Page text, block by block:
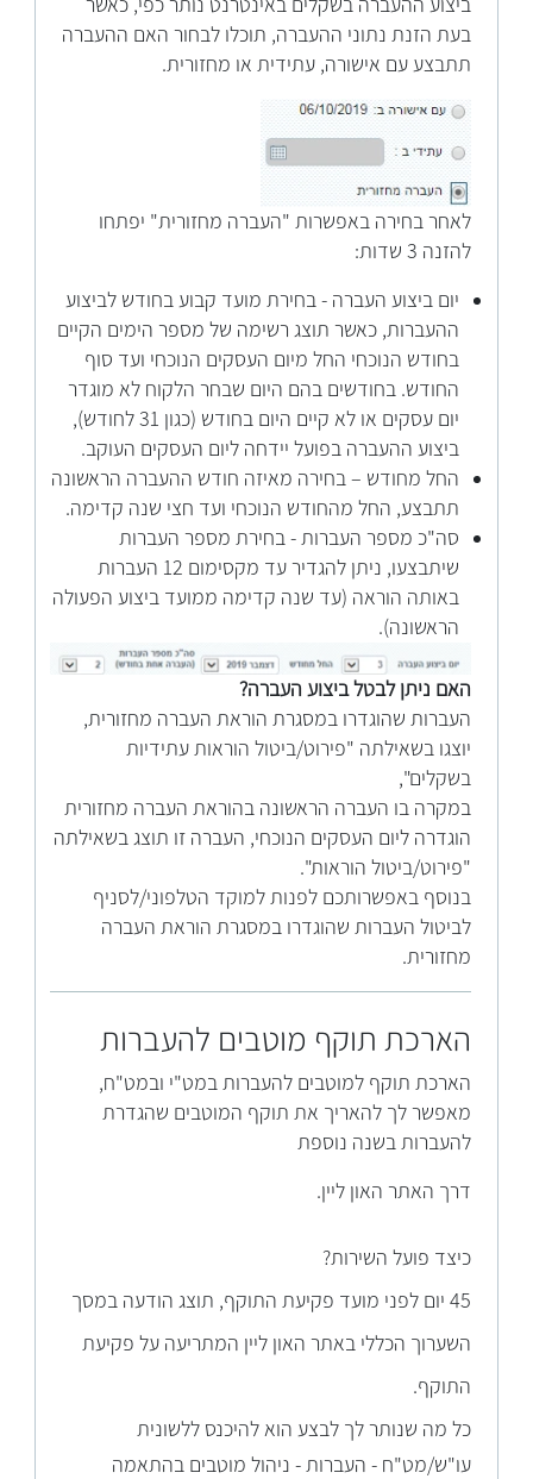
בעת הזנת נתוני ההעברה, תוכלו לבחור האם ההעברה
תתבצע עם אישורה, עתידית או מחזורית.
לאחר בחירה באפשרות "העברה מחזורית" יפתחו
להזנה 3 שדות:
יום ביצוע העברה - בחירת מועד קבוע בחודש לביצוע
ההעברות, כאשר תוצג רשימה של מספר הימים הקיים
בחודש הנוכחי החל מיום העסקים הנוכחי ועד סוף
החודש. בחודשים בהם היום שבחר הלקוח לא מוגדר
יום עסקים או לא קיים היום בחודש (כגון 31 לחודש),
ביצוע ההעברה בפועל יידחה ליום העסקים העוקב.
החל מחודש – בחירה מאיזה חודש ההעברה הראשונה
תתבצע, החל מהחודש הנוכחי ועד חצי שנה קדימה.
סה"כ מספר העברות - בחירת מספר העברות
שיתבצעו, ניתן להגדיר עד מקסימום 12 העברות
באותה הוראה (עד שנה קדימה ממועד ביצוע הפעולה
הראשונה).
האם ניתן לבטל ביצוע העברה?
העברות שהוגדרו במסגרת הוראת העברה מחזורית,
יוצגו בשאילתה "פירוט/ביטול הוראות עתידיות
בשקלים",
במקרה בו העברה הראשונה בהוראת העברה מחזורית
הוגדרה ליום העסקים הנוכחי, העברה זו תוצג בשאילתה
"פירוט/ביטול הוראות".
בנוסף באפשרותכם לפנות למוקד הטלפוני/לסניף
לביטול העברות שהוגדרו במסגרת הוראת העברה
מחזורית.
הארכת תוקף מוטבים להעברות
הארכת תוקף למוטבים להעברות במט"י ובמט"ח,
מאפשר לך להאריך את תוקף המוטבים שהגדרת
להעברות בשנה נוספת
דרך האתר האון ליין.
כיצד פועל השירות?
45 יום לפני מועד פקיעת התוקף, תוצג הודעה במסך
השערוך הכללי באתר האון ליין המתריעה על פקיעת
התוקף.
כל מה שנותר לך לבצע הוא להיכנס ללשונית
עו"ש/מט"ח - העברות - ניהול מוטבים בהתאמה